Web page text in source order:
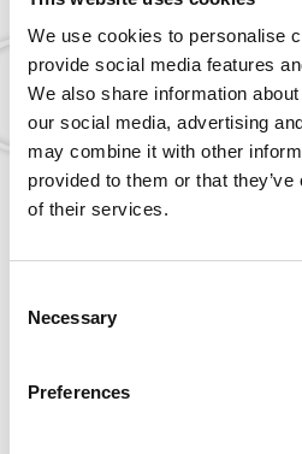
We use cookies to personalise
provide social media features
We also share information
our social media, advertising
may combine it with other
provided to them or that
of their services.
Selection
Necessary
Preferences
Downloads
Få mere information